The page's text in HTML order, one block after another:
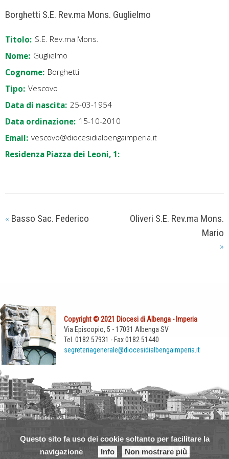
Questo sito fa uso dei cookie soltanto per facilitare la
navigazione
Info Non mostrare più
Borghetti S.E. Rev.ma Mons. Guglielmo
Titolo: S.E. Rev.ma Mons.
Nome: Guglielmo
Cognome: Borghetti
Tipo: Vescovo
Data di nascita: 25-03-1954
Data ordinazione: 15-10-2010
Email: vescovo@diocesidialbengaimperia.it
Residenza Piazza dei Leoni, 1:
« Basso Sac. Federico
Oliveri S.E. Rev.ma Mons.
Mario
»
Copyright © 2021 Diocesi di Albenga - Imperia
Via Episcopio, 5 - 17031 Albenga SV
Tel. 0182 57931 - Fax 0182 51440
segreteriagenerale@diocesidialbengaimperia.it